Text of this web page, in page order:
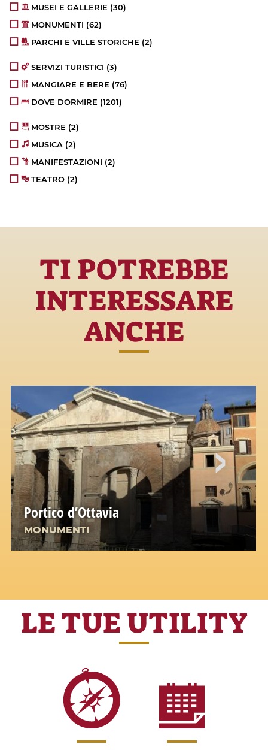
MUSEI E GALLERIE (30)
MONUMENTI (62)
PARCHI E VILLE STORICHE (2)
SERVIZI TURISTICI (3)
MANGIARE E BERE (76)
DOVE DORMIRE (1201)
MOSTRE (2)
MUSICA (2)
MANIFESTAZIONI (2)
TEATRO (2)
TI POTREBBE
INTERESSARE
ANCHE
Portico d’Ottavia
MONUMENTI
LE TUE UTILITY